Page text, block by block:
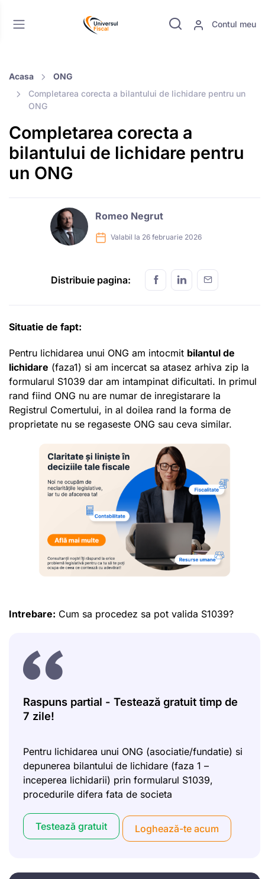
Contul meu
Acasa
ONG
Completarea corecta a bilantului de lichidare pentru un
ONG
Completarea corecta a
bilantului de lichidare pentru
un ONG
Romeo Negrut
Valabil la 26 februarie 2026
Distribuie pagina:
Situatie de fapt:
Pentru lichidarea unui ONG am intocmit bilantul de
lichidare (faza1) si am incercat sa atasez arhiva zip la
formularul S1039 dar am intampinat dificultati. In primul
rand fiind ONG nu are numar de inregistarare la
Registrul Comertului, in al doilea rand la forma de
proprietate nu se regaseste ONG sau ceva similar.
Intrebare: Cum sa procedez sa pot valida S1039?
Raspuns partial - Testează gratuit timp de
7 zile!
Pentru lichidarea unui ONG (asociatie/fundatie) si
depunerea bilantului de lichidare (faza 1 –
inceperea lichidarii) prin formularul S1039,
procedurile difera fata de societa
Testează gratuit Loghează-te acum